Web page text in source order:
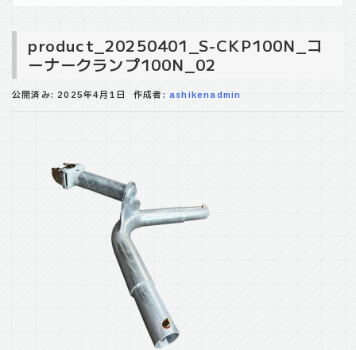
product_20250401_S-CKP100N_コ
ーナークランプ100N_02
公開済み: 2025年4月1日 作成者: ashikenadmin